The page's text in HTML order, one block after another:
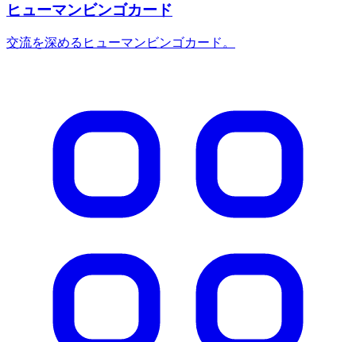
ヒューマンビンゴカード
交流を深めるヒューマンビンゴカード。